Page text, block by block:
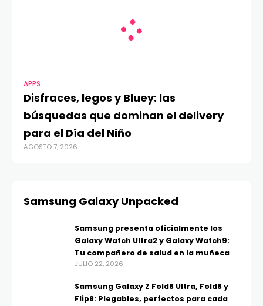
APPS
Disfraces, legos y Bluey: las
búsquedas que dominan el delivery
para el Día del Niño
AGOSTO 7, 2026
Samsung Galaxy Unpacked
Samsung presenta oficialmente los
Galaxy Watch Ultra2 y Galaxy Watch9:
Tu compañero de salud en la muñeca
JULIO 22, 2026
Samsung Galaxy Z Fold8 Ultra, Fold8 y
Flip8: Plegables, perfectos para cada